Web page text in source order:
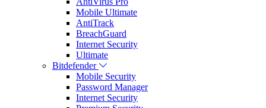
Mobile Ultimate
AntiTrack
BreachGuard
Internet Security
Ultimate
Bitdefender
Mobile Security
Password Manager
Internet Security